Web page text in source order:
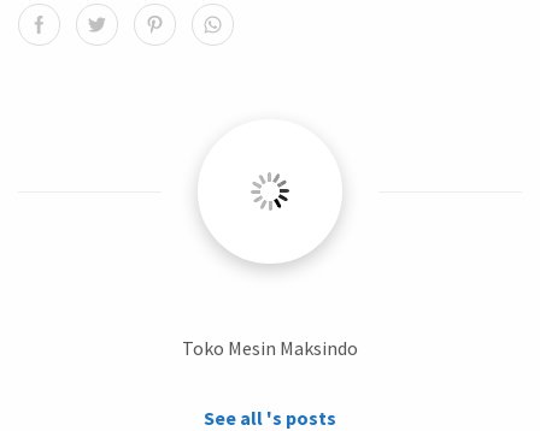
Toko Mesin Maksindo
See all 's posts